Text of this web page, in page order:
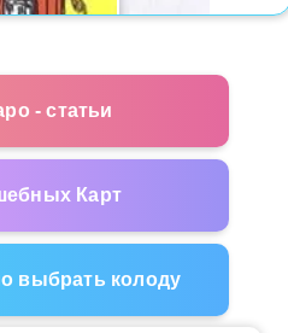
- статьи
Карт
выбрать колоду